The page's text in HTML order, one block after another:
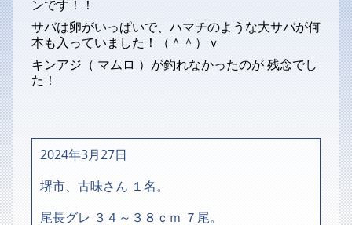
ンです！！
サバは卵がいっぱいで、ハマチのような大サバが何
本も入っていました！（＾＾）ｖ
キンアジ（ マムロ ）が釣れなかったのが 残念でし
た！
2024年3月27日
堺市、古味さん １名。
尾長グレ ３４～３８ｃｍ ７尾。